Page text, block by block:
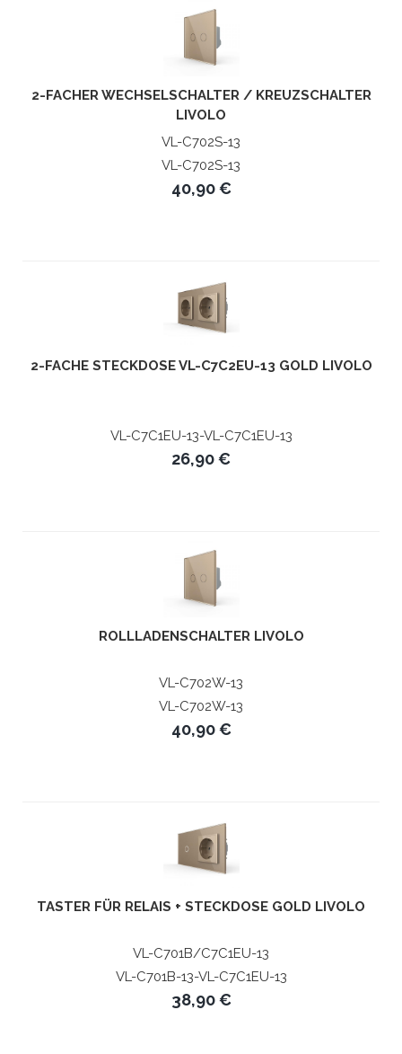
2-FACHER WECHSELSCHALTER / KREUZSCHALTER
LIVOLO
VL-C702S-13
VL-C702S-13
40,90 €
2-FACHE STECKDOSE VL-C7C2EU-13 GOLD LIVOLO
VL-C7C1EU-13-VL-C7C1EU-13
26,90 €
ROLLLADENSCHALTER LIVOLO
VL-C702W-13
VL-C702W-13
40,90 €
TASTER FÜR RELAIS + STECKDOSE GOLD LIVOLO
VL-C701B/C7C1EU-13
VL-C701B-13-VL-C7C1EU-13
38,90 €